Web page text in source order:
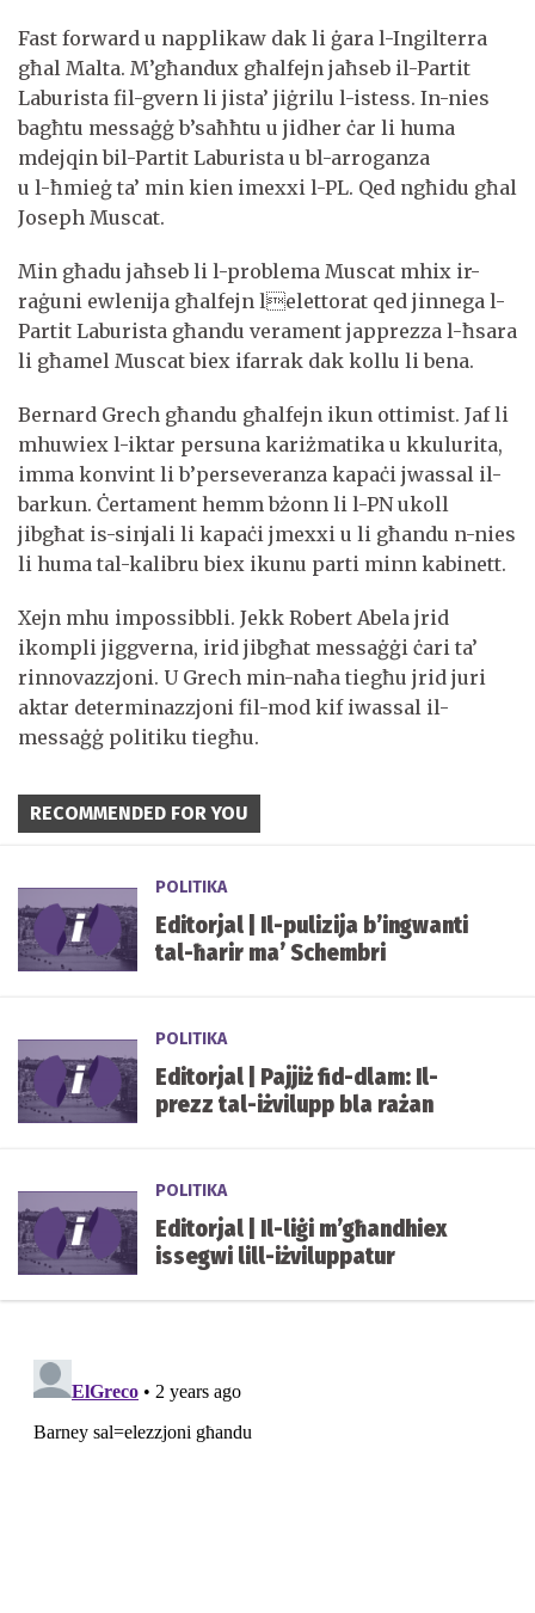
Fast forward u napplikaw dak li ġara l-Ingilterra
għal Malta. M’għandux għalfejn jaħseb il-Partit
Laburista fil-gvern li jista’ jiġrilu l-istess. In-nies
bagħtu messaġġ b’saħħtu u jidher ċar li huma
mdejqin bil-Partit Laburista u bl-arroganza
u l-ħmieġ ta’ min kien imexxi l-PL. Qed ngħidu għal
Joseph Muscat.
Min għadu jaħseb li l-problema Muscat mhix ir-
raġuni ewlenija għalfejn lelettorat qed jinnega l-
Partit Laburista għandu verament japprezza l-ħsara
li għamel Muscat biex ifarrak dak kollu li bena.
Bernard Grech għandu għalfejn ikun ottimist. Jaf li
mhuwiex l-iktar persuna kariżmatika u kkulurita,
imma konvint li b’perseveranza kapaċi jwassal il-
barkun. Ċertament hemm bżonn li l-PN ukoll
jibgħat is-sinjali li kapaċi jmexxi u li għandu n-nies
li huma tal-kalibru biex ikunu parti minn kabinett.
Xejn mhu impossibbli. Jekk Robert Abela jrid
ikompli jiggverna, irid jibgħat messaġġi ċari ta’
rinnovazzjoni. U Grech min-naħa tiegħu jrid juri
aktar determinazzjoni fil-mod kif iwassal il-
messaġġ politiku tiegħu.
RECOMMENDED FOR YOU
POLITIKA
Editorjal | Il-pulizija b’ingwanti
tal-ħarir ma’ Schembri
POLITIKA
Editorjal | Pajjiż fid-dlam: Il-
prezz tal-iżvilupp bla rażan
POLITIKA
Editorjal | Il-liġi m’għandhiex
issegwi lill-iżviluppatur